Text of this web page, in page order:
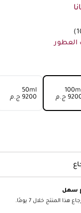
ج.م
50ml
⁦9200⁩ ج.م
سهل
هذا المنتج خلال 7 يومًا.